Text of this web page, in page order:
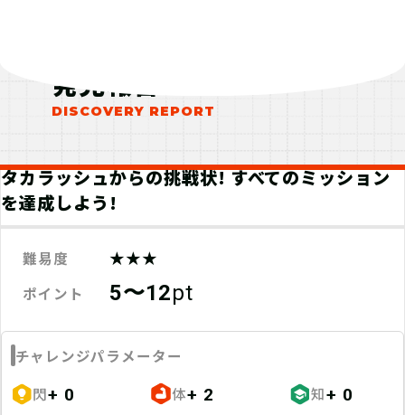
発見報告
タカラッシュからの挑戦状! すべてのミッション
を達成しよう!
難易度 ★★★
ポイント 5〜12pt
チャレンジパラメーター
閃+ 0 体+ 2 知+ 0